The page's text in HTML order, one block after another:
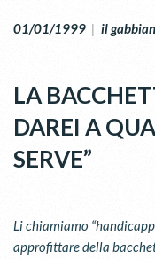
01/01/1999 | il
LA
DAREI A
SERVE”
Li chiamiamo
approfittare della